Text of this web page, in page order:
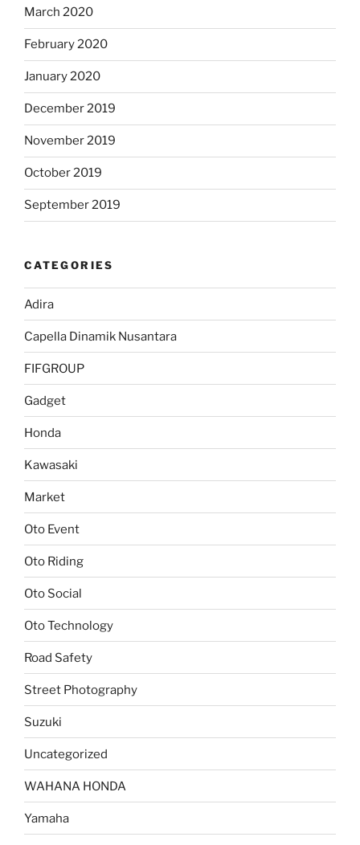
March 2020
February 2020
January 2020
December 2019
November 2019
October 2019
September 2019
CATEGORIES
Adira
Capella Dinamik Nusantara
FIFGROUP
Gadget
Honda
Kawasaki
Market
Oto Event
Oto Riding
Oto Social
Oto Technology
Road Safety
Street Photography
Suzuki
Uncategorized
WAHANA HONDA
Yamaha